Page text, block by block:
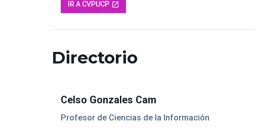
IR A CVPUCP open_in_new
Directorio
Celso Gonzales Cam
Profesor de Ciencias de la Información